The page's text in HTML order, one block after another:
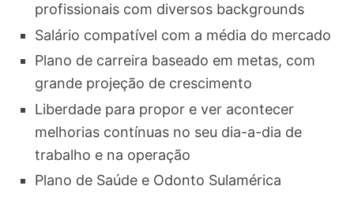
profissionais com diversos backgrounds
Salário compatível com a média do mercado
Plano de carreira baseado em metas, com
grande projeção de crescimento
Liberdade para propor e ver acontecer
melhorias contínuas no seu dia-a-dia de
trabalho e na operação
Plano de Saúde e Odonto Sulamérica